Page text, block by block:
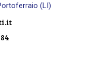
(LI)